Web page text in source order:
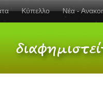
Κύπελλο Νέα -